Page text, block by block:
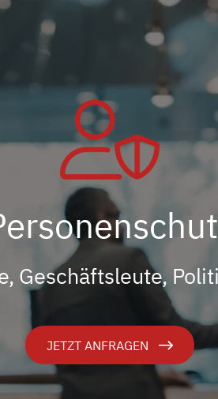
Geschäftsleute,
JETZT ANFRAGEN